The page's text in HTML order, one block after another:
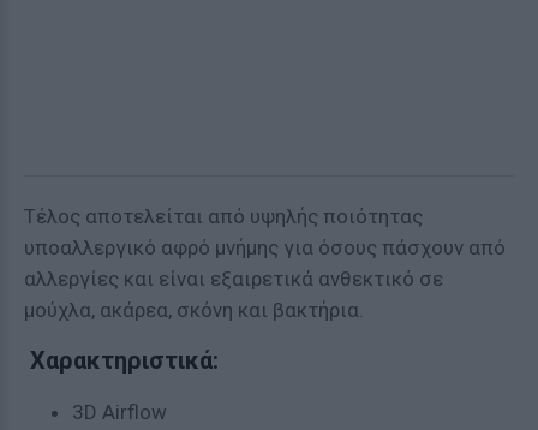
Τέλος αποτελείται από υψηλής ποιότητας
υποαλλεργικό αφρό μνήμης για όσους πάσχουν από
αλλεργίες και είναι εξαιρετικά ανθεκτικό σε
μούχλα, ακάρεα, σκόνη και βακτήρια.
Χαρακτηριστικά:
3D Airflow